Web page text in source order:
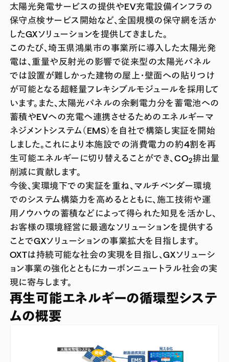
太陽光発電サービスの提供やEV充電設備インフラの
保守点検サービス開始など、全国規模の保守網を活か
したGXソリューションを提供してきました。
このたび、埼玉県鴻巣市の事業所に導入した太陽光発
電は、重量や反射光の影響で従来型の太陽光パネル
では設置が難しかった建物の屋上・壁面への貼りつけ
が可能となる超軽量フレキシブルモジュールを採用して
います。また、太陽光パネルの余剰電力分を蓄電池への
蓄積やEVへの充電へ連携させるためのエネルギーマ
ネジメントシステム（EMS）を自社で構築し実証を開始
しました。これにより本施設での消費電力の約4割を再
生可能エネルギーに切り替えることができ、CO2排出量
削減に貢献します。
今後、実環境下での実証を重ね、マルチベンダー環境
でのシステム構築力を高めるとともに、施工技術や運
用ノウハウの蓄積などによって得られた知見を活かし、
お客様の環境経営に最適なソリューションを提供する
ことでGXソリューションの事業拡大を目指します。
OXTは持続可能な社会の実現を目指し、GXソリューシ
ョン事業の強化とともにカーボンニュートラル社会の実
現に寄与します。
再生可能エネルギーの循環型システ
ムの概要